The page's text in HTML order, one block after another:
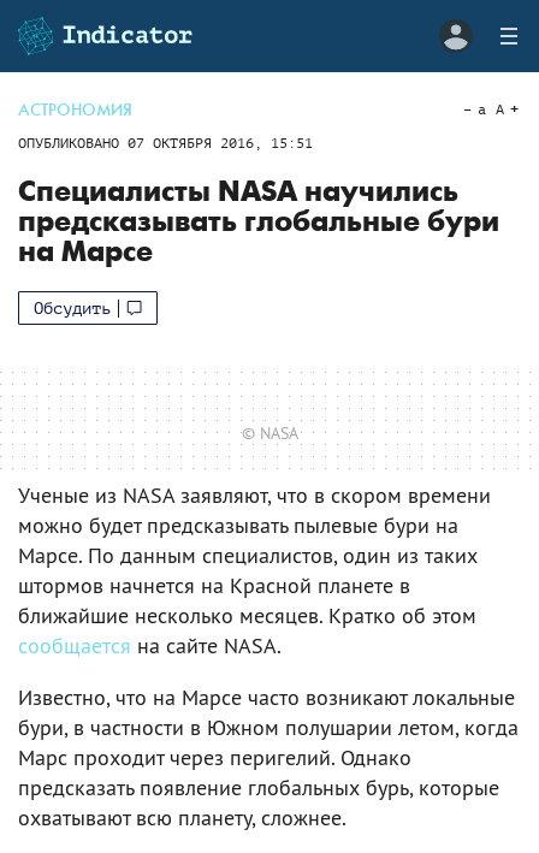
АСТРОНОМИЯ
ОПУБЛИКОВАНО 07 ОКТЯБРЯ 2016, 15:51
a A
Специалисты NASA научились
предсказывать глобальные бури
на Марсе
Обсудить
© NASA
Ученые из NASA заявляют, что в скором времени
можно будет предсказывать пылевые бури на
Марсе. По данным специалистов, один из таких
штормов начнется на Красной планете в
ближайшие несколько месяцев. Кратко об этом
сообщается на сайте NASA.
Известно, что на Марсе часто возникают локальные
бури, в частности в Южном полушарии летом, когда
Марс проходит через перигелий. Однако
предсказать появление глобальных бурь, которые
охватывают всю планету, сложнее.